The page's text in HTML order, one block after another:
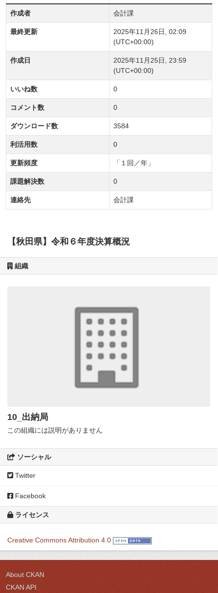
【秋田県】令和６年度決算概況
組織
10_出納局
この組織には説明がありません
ソーシャル
Twitter
Facebook
ライセンス
Creative Commons Attribution 4.0
作成者 会計課
最終更新
2025年11月26日, 02:09
(UTC+00:00)
作成日
2025年11月25日, 23:59
(UTC+00:00)
いいね数 0
コメント数 0
ダウンロード数 3584
利活用数 0
更新頻度 「１回／年」
課題解決数 0
連絡先 会計課
About CKAN
CKAN API